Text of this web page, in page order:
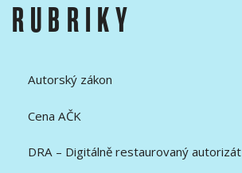
RUBRIKY
Autorský zákon
Cena AČK
DRA – Digitálně restaurovaný autorizát